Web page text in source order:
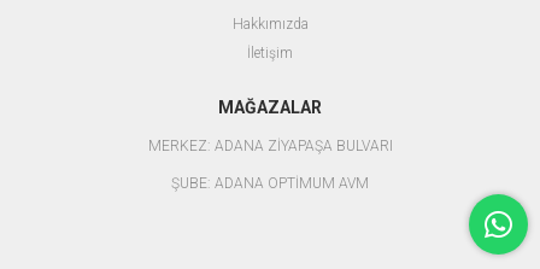
Hakkımızda
İletişim
MAĞAZALAR
MERKEZ: ADANA ZİYAPAŞA BULVARI
ŞUBE: ADANA OPTİMUM AVM